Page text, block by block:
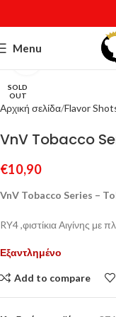
Menu
SOLD
OUT
Κάντε κλικ για
Αρχική σελίδα Flavor
VnV Tobacco
€10,90
VnV Tobacco Series –
RY4 ,φιστίκια Αιγίνης
Εξαντλημένο
Add to compare